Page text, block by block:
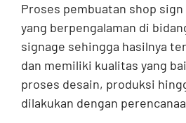
Proses pembuatan shop
yang berpengalaman di
signage sehingga hasilnya
dan memiliki kualitas yang
proses desain, produksi
dilakukan dengan